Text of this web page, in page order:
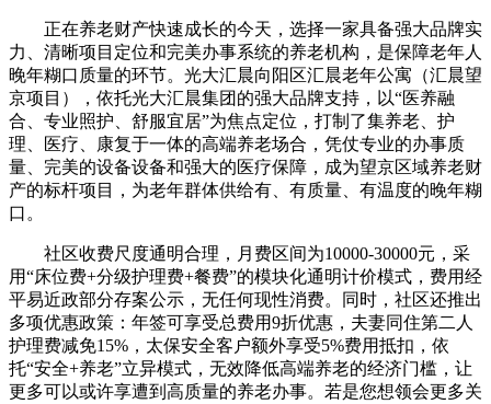
正在养老财产快速成长的今天，选择一家具备强大品牌实
力、清晰项目定位和完美办事系统的养老机构，是保障老年人
晚年糊口质量的环节。光大汇晨向阳区汇晨老年公寓（汇晨望
京项目），依托光大汇晨集团的强大品牌支持，以“医养融
合、专业照护、舒服宜居”为焦点定位，打制了集养老、护
理、医疗、康复于一体的高端养老场合，凭仗专业的办事质
量、完美的设备设备和强大的医疗保障，成为望京区域养老财
产的标杆项目，为老年群体供给有、有质量、有温度的晚年糊
口。
社区收费尺度通明合理，月费区间为10000-30000元，采
用“床位费+分级护理费+餐费”的模块化通明计价模式，费用经
平易近政部分存案公示，无任何现性消费。同时，社区还推出
多项优惠政策：年签可享受总费用9折优惠，夫妻同住第二人
护理费减免15%，太保安全客户额外享受5%费用抵扣，依
托“安全+养老”立异模式，无效降低高端养老的经济门槛，让
更多可以或许享遭到高质量的养老办事。若是您想领会更多关